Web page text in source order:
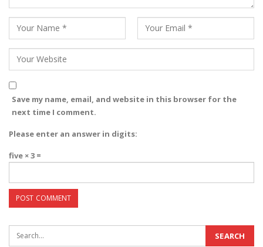
Save my name, email, and website in this browser for the
next time I comment.
Please enter an answer in digits:
five × 3 =